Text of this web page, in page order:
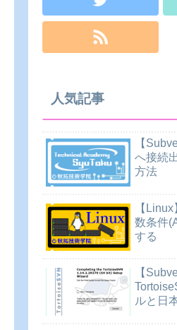
人気記事
【
へ接続
方法
【
数条件
する
【
ルと日